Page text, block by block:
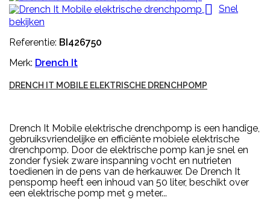

Snel
bekijken
Referentie: BI426750
Merk: Drench It
DRENCH IT MOBILE ELEKTRISCHE DRENCHPOMP
Drench It Mobile elektrische drenchpomp is een handige,
gebruiksvriendelijke en efficiënte mobiele elektrische
drenchpomp. Door de elektrische pomp kan je snel en
zonder fysiek zware inspanning vocht en nutrieten
toedienen in de pens van de herkauwer. De Drench It
penspomp heeft een inhoud van 50 liter, beschikt over
een elektrische pomp met 9 meter...